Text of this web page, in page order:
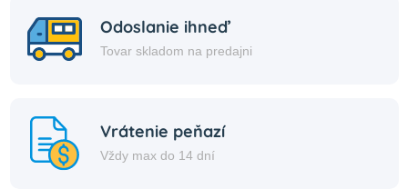
Odoslanie ihneď
Tovar skladom na predajni
Vrátenie peňazí
Vždy max do 14 dní